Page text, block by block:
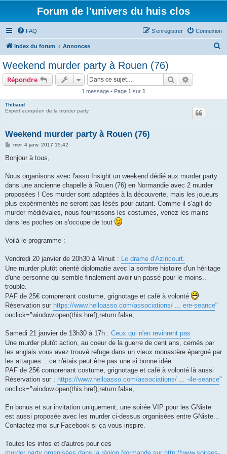
Forum de l'univers du huis clos
FAQ Connexion
S’enregistrer
Index du forum Annonces
Weekend murder party à Rouen (76)
Répondre Rechercher
1 message • Page 1 sur 1
Thibaud
Expert européen de la murder party
Weekend murder party à Rouen (76)
M
s
g
mer. 4 janv. 2017 15:42
Bonjour à tous,
Nous organisons avec l'asso Insight un weekend dédié aux murder party
dans une ancienne chapelle à Rouen (76) en Normandie avec 2 murder
proposées ! Ces murder sont adaptées à la découverte, mais les joueurs
plus expérimentés ne seront pas lésés pour autant. Comme il s'agit de
murder médiévales, nous fournissons les costumes, venez les mains
dans les poches on s'occupe de tout
Voilà le programme :
Vendredi 20 janvier de 20h30 à Minuit : Le drame d'Azincourt.
Une murder plutôt orienté diplomatie avec la sombre histoire d'un héritage
d'une personne qui semble finalement avoir un passé pour le moins..
trouble.
PAF de 25€ comprenant costume, grignotage et café à volonté
Réservation sur https://www.helloasso.com/associations/ ... ere-seance"
onclick="window.open(this.href);return false;
Samedi 21 janvier de 13h30 à 17h : Ceux qui n'en revinrent pas
Une murder plutôt action, au coeur de la guerre de cent ans, cernés par
les anglais vous avez trouvé refuge dans un vieux monastère épargné par
les attaques... ce n'étais peut être pas une si bonne idée.
PAF de 25€ comprenant costume, grignotage et café à volonté là aussi
Réservation sur : https://www.helloasso.com/associations/ ... -4e-seance"
onclick="window.open(this.href);return false;
En bonus et sur invitation uniquement, une soirée VIP pour les GNiste
est aussi proposée avec les murder ci-dessus organisées entre GNiste...
Contactez-moi sur Facebook si ça vous inspire.
Toutes les infos et d'autres pour ces